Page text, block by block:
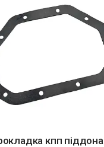
кпп піддона